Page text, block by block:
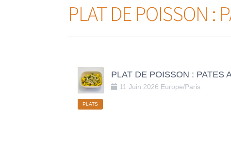
PLAT DE POISSON :
PLAT DE POISSON : PATES
11 Juin 2026 Europe/Paris
PLATS